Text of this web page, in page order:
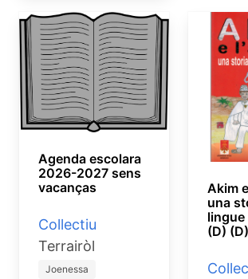
Agenda escolara
2026-2027 sens
vacanças
Collectiu
Terrairòl
Joenessa
Akim
una
(D) (D)